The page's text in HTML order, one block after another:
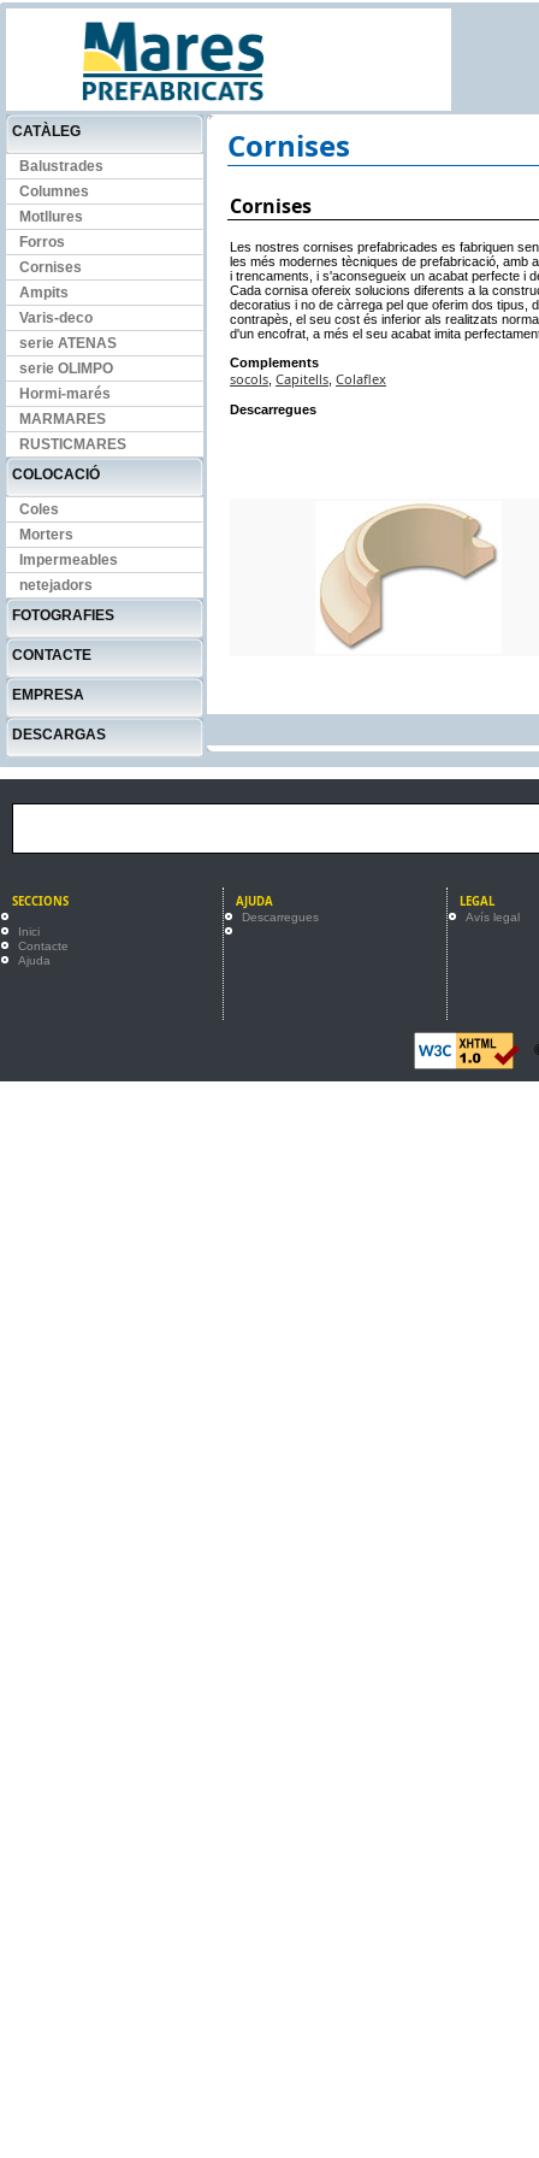
CATÀLEG
Balustrades
Columnes
Motllures
Forros
Cornises
Ampits
Varis-deco
serie ATENAS
serie OLIMPO
Hormi-marés
MARMARES
RUSTICMARES
COLOCACIÓ
Coles
Morters
Impermeables
netejadors
FOTOGRAFIES
CONTACTE
EMPRESA
DESCARGAS
Cornises
Cornises
Les nostres cornises prefabricades es fabriquen
les més modernes tècniques de prefabricació, amb
i trencaments, i s'aconsegueix un acabat perfecte i
Cada cornisa ofereix solucions diferents a la
decoratius i no de càrrega pel que oferim dos tipus,
contrapès, el seu cost és inferior als realitzats
d'un encofrat, a més el seu acabat imita
Complements
socols Capitells Colaflex
Descarregues
SECCIONS
Inici
Contacte
Ajuda
AJUDA
Descarregues
LEGAL
Avís legal